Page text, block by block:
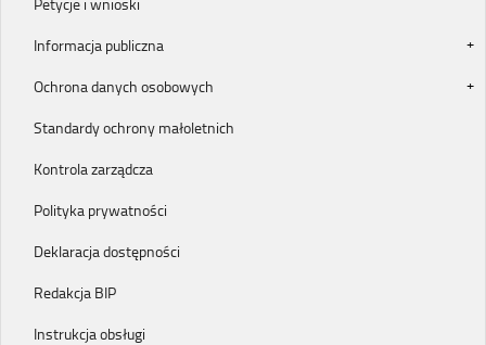
Informacja publiczna
Ochrona danych osobowych
Standardy ochrony małoletnich
Kontrola zarządcza
Polityka prywatności
Deklaracja dostępności
Redakcja BIP
Instrukcja obsługi